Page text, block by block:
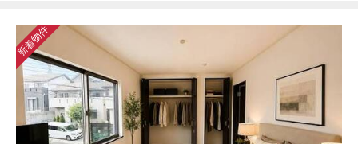
新着物件